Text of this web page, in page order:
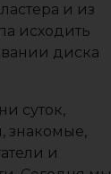
и из
исходить
диска
суток,
знакомые,
и